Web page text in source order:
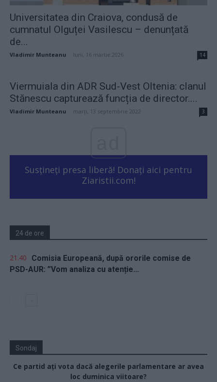
Universitatea din Craiova, condusă de
cumnatul Olguței Vasilescu – denunțată
de...
Vladimir Munteanu luni, 16 martie 2026 14
Viermuiala din ADR Sud-Vest Oltenia: clanul
Stănescu capturează funcția de director....
Vladimir Munteanu marți, 13 septembrie 2022 3
Susțineți presa liberă! Donați aici pentru
Ziaristii.com!
24 de ore
21.40
Comisia Europeană, după ororile comise de
PSD-AUR: ”Vom analiza cu atenție...
Sondaj
Ce partid ați vota dacă alegerile parlamentare ar avea
loc duminica viitoare?